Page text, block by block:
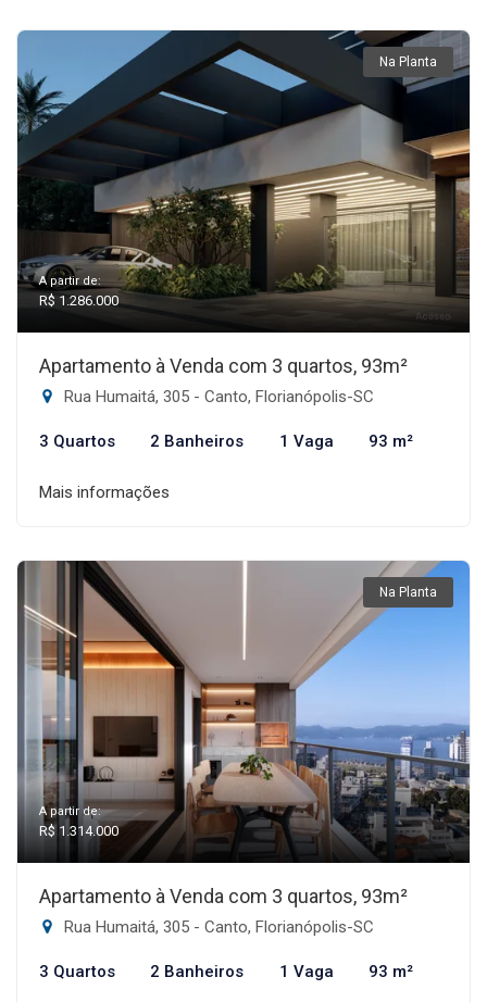
Na Planta
A partir de:
R$ 1.286.000
Apartamento à Venda com 3 quartos, 93m²
Rua Humaitá, 305 - Canto, Florianópolis-SC
3 Quartos 2 Banheiros 1 Vaga 93 m²
Mais informações
Na Planta
A partir de:
R$ 1.314.000
Apartamento à Venda com 3 quartos, 93m²
Rua Humaitá, 305 - Canto, Florianópolis-SC
3 Quartos 2 Banheiros 1 Vaga 93 m²